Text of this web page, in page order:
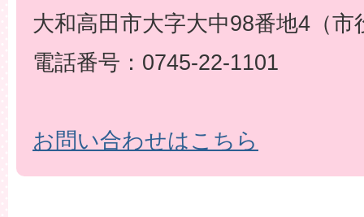
大和高田市大字大中98番地4（市
電話番号：0745-22-1101
お問い合わせはこちら